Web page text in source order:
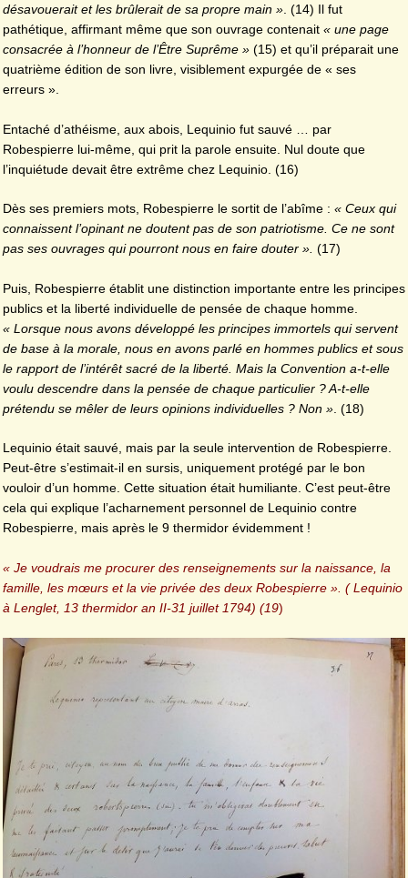
désavouerait et les brûlerait de sa propre main » . (14) Il fut
pathétique, affirmant même que son ouvrage contenait « une page
consacrée à l’honneur de l’Être Suprême » (15) et qu’il préparait une
quatrième édition de son livre, visiblement expurgée de « ses
erreurs ».
Entaché d’athéisme, aux abois, Lequinio fut sauvé … par
Robespierre lui-même, qui prit la parole ensuite. Nul doute que
l’inquiétude devait être extrême chez Lequinio. (16)
Dès ses premiers mots, Robespierre le sortit de l’abîme : « Ceux qui
connaissent l’opinant ne doutent pas de son patriotisme. Ce ne sont
pas ses ouvrages qui pourront nous en faire douter ». (17)
Puis, Robespierre établit une distinction importante entre les principes
publics et la liberté individuelle de pensée de chaque homme.
« Lorsque nous avons développé les principes immortels qui servent
de base à la morale, nous en avons parlé en hommes publics et sous
le rapport de l’intérêt sacré de la liberté. Mais la Convention a-t-elle
voulu descendre dans la pensée de chaque particulier ? A-t-elle
prétendu se mêler de leurs opinions individuelles ? Non » . (18)
Lequinio était sauvé, mais par la seule intervention de Robespierre.
Peut-être s’estimait-il en sursis, uniquement protégé par le bon
vouloir d’un homme. Cette situation était humiliante. C’est peut-être
cela qui explique l’acharnement personnel de Lequinio contre
Robespierre, mais après le 9 thermidor évidemment !
« Je voudrais me procurer des renseignements sur la naissance, la
famille, les mœurs et la vie privée des deux Robespierre ». ( Lequinio
à Lenglet, 13 thermidor an II-31 juillet 1794) (19)